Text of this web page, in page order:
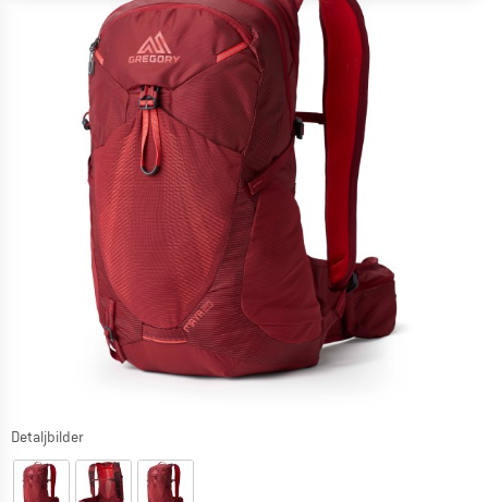
Detaljbilder